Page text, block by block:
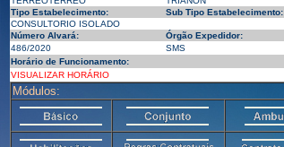
Tipo Estabelecimento:
Sub Tipo Estabelecimento:
CONSULTORIO ISOLADO
Número Alvará:
Órgão Expedidor:
486/2020
SMS
Horário de Funcionamento:
VISUALIZAR HORÁRIO
Módulos: